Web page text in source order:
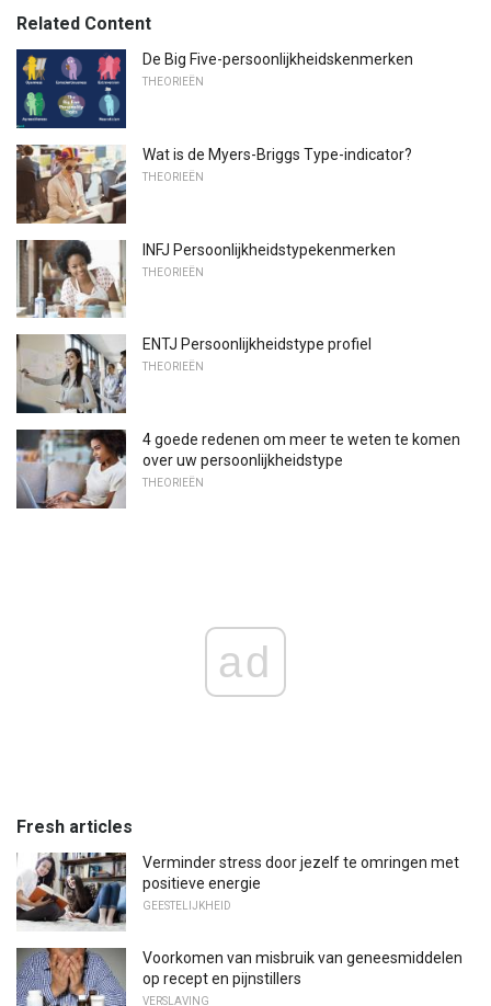
Related Content
De Big Five-persoonlijkheidskenmerken
THEORIEËN
Wat is de Myers-Briggs Type-indicator?
THEORIEËN
INFJ Persoonlijkheidstypekenmerken
THEORIEËN
ENTJ Persoonlijkheidstype profiel
THEORIEËN
4 goede redenen om meer te weten te komen
over uw persoonlijkheidstype
THEORIEËN
ad
Fresh articles
Verminder stress door jezelf te omringen met
positieve energie
GEESTELIJKHEID
Voorkomen van misbruik van geneesmiddelen
op recept en pijnstillers
VERSLAVING